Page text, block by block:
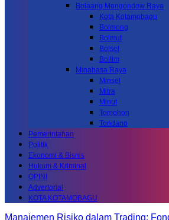
Bolaang Mongondow Raya
Kota Kotamobagu
Bolmong
Bolmut
Bolsel
Boltim
Minahasa Raya
Minsel
Mitra
Minut
Tomohon
Tondano
Pemerintahan
Politik
Ekonomi & Bisnis
Hukum & Kriminal
OPINI
Advertorial
KOTA KOTAMOBAGU
Manajemen Risiko dalam Trading: